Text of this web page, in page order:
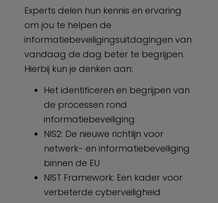
Experts delen hun kennis en ervaring
om jou te helpen de
informatiebeveiligingsuitdagingen van
vandaag de dag beter te begrijpen.
Hierbij kun je denken aan:
Het identificeren en begrijpen van
de processen rond
informatiebeveiliging
NIS2: De nieuwe richtlijn voor
netwerk- en informatiebeveiliging
binnen de EU
NIST Framework: Een kader voor
verbeterde cyberveiligheid